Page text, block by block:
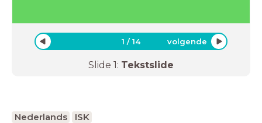
1 /14 volgende
Slide 1: Tekstslide
Nederlands ISK